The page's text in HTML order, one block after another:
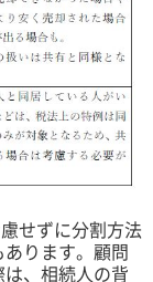
せずに分割方法
ります。顧問
、相続人の背